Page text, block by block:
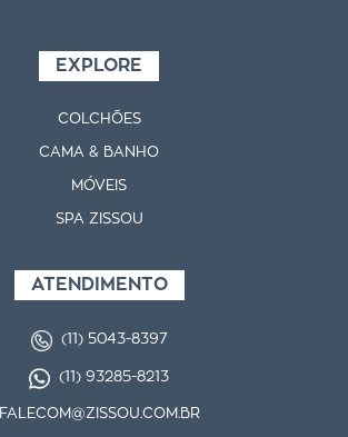
EXPLORE
COLCHÕES
CAMA & BANHO
MÓVEIS
SPA ZISSOU
ATENDIMENTO
(11) 5043-8397
(11) 93285-8213
FALECOM@ZISSOU.COM.BR